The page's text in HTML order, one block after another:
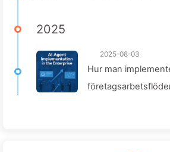
2025
2025-08-03
Hur man